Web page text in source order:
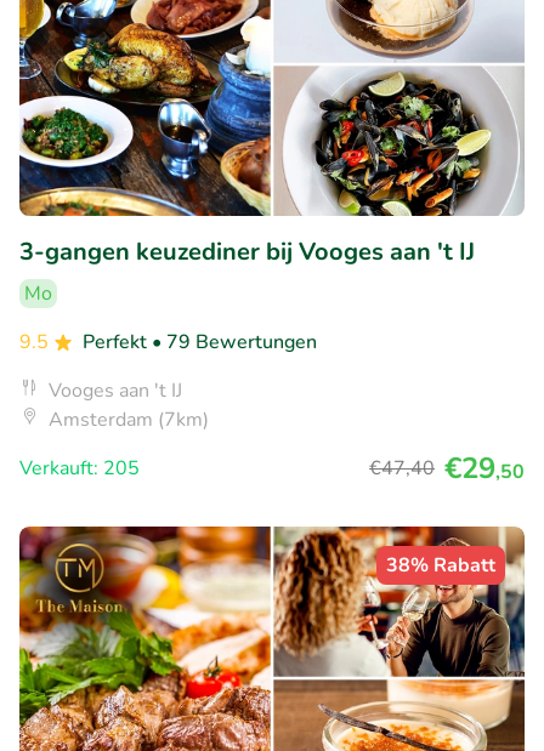
3-gangen keuzediner bij Vooges aan 't IJ
Mo
9.5
Perfekt • 79 Bewertungen
Vooges aan 't IJ
Amsterdam (7km)
Verkauft: 205
€47,40 €29,50
38% Rabatt